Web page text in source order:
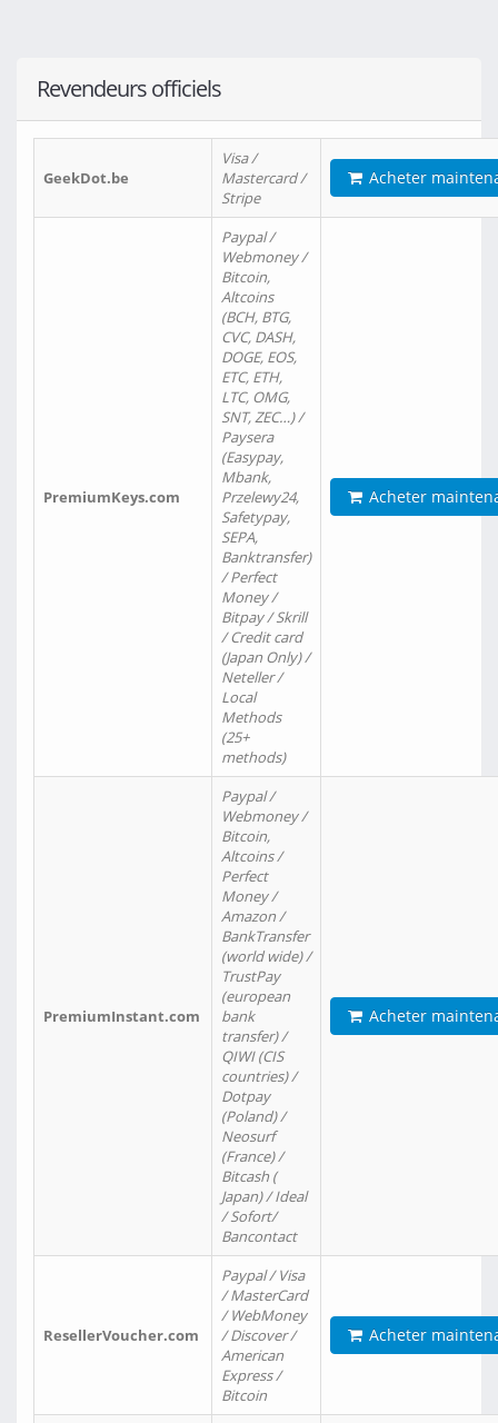
Revendeurs officiels
GeekDot.be
Visa /
Mastercard /
Stripe
Acheter
PremiumKeys.com
Paypal /
Webmoney /
Bitcoin,
Altcoins
(BCH, BTG,
CVC, DASH,
DOGE, EOS,
ETC, ETH,
LTC, OMG,
SNT, ZEC…) /
Paysera
(Easypay,
Mbank,
Przelewy24,
Safetypay,
SEPA,
Banktransfer)
/ Perfect
Money /
Bitpay / Skrill
/ Credit card
(Japan Only) /
Neteller /
Local
Methods
(25+
methods)
Acheter
PremiumInstant.com
Paypal /
Webmoney /
Bitcoin,
Altcoins /
Perfect
Money /
Amazon /
BankTransfer
(world wide) /
TrustPay
(european
bank
transfer) /
QIWI (CIS
countries) /
Dotpay
(Poland) /
Neosurf
(France) /
Bitcash (
Japan) / Ideal
/ Sofort/
Bancontact
Acheter
ResellerVoucher.com
Paypal / Visa
/ MasterCard
/ WebMoney
/ Discover /
American
Express /
Bitcoin
Acheter